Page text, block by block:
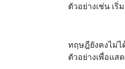
ตัวอย่างเช่น เ
ทฤษฎียังคงไม่ไ
ตัวอย่างเพื่อแส